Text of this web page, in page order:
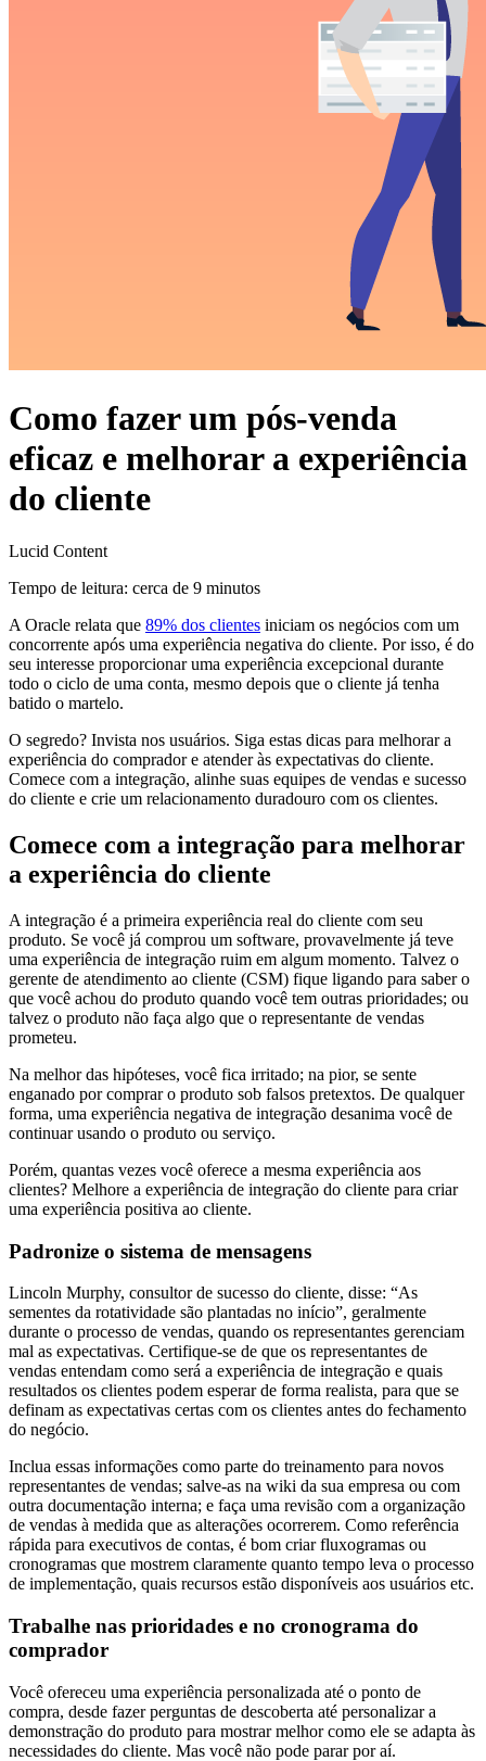
Como fazer um pós-venda
eficaz e melhorar a experiência
do cliente
Lucid Content
Tempo de leitura: cerca de 9 minutos
A Oracle relata que 89% dos clientes iniciam os negócios com um
concorrente após uma experiência negativa do cliente. Por isso, é do
seu interesse proporcionar uma experiência excepcional durante
todo o ciclo de uma conta, mesmo depois que o cliente já tenha
batido o martelo.
O segredo? Invista nos usuários. Siga estas dicas para melhorar a
experiência do comprador e atender às expectativas do cliente.
Comece com a integração, alinhe suas equipes de vendas e sucesso
do cliente e crie um relacionamento duradouro com os clientes.
Comece com a integração para melhorar
a experiência do cliente
A integração é a primeira experiência real do cliente com seu
produto. Se você já comprou um software, provavelmente já teve
uma experiência de integração ruim em algum momento. Talvez o
gerente de atendimento ao cliente (CSM) fique ligando para saber o
que você achou do produto quando você tem outras prioridades; ou
talvez o produto não faça algo que o representante de vendas
prometeu.
Na melhor das hipóteses, você fica irritado; na pior, se sente
enganado por comprar o produto sob falsos pretextos. De qualquer
forma, uma experiência negativa de integração desanima você de
continuar usando o produto ou serviço.
Porém, quantas vezes você oferece a mesma experiência aos
clientes? Melhore a experiência de integração do cliente para criar
uma experiência positiva ao cliente.
Padronize o sistema de mensagens
Lincoln Murphy, consultor de sucesso do cliente, disse: “As
sementes da rotatividade são plantadas no início”, geralmente
durante o processo de vendas, quando os representantes gerenciam
mal as expectativas. Certifique-se de que os representantes de
vendas entendam como será a experiência de integração e quais
resultados os clientes podem esperar de forma realista, para que se
definam as expectativas certas com os clientes antes do fechamento
do negócio.
Inclua essas informações como parte do treinamento para novos
representantes de vendas; salve-as na wiki da sua empresa ou com
outra documentação interna; e faça uma revisão com a organização
de vendas à medida que as alterações ocorrerem. Como referência
rápida para executivos de contas, é bom criar fluxogramas ou
cronogramas que mostrem claramente quanto tempo leva o processo
de implementação, quais recursos estão disponíveis aos usuários etc.
Trabalhe nas prioridades e no cronograma do
comprador
Você ofereceu uma experiência personalizada até o ponto de
compra, desde fazer perguntas de descoberta até personalizar a
demonstração do produto para mostrar melhor como ele se adapta às
necessidades do cliente. Mas você não pode parar por aí.